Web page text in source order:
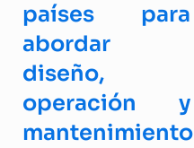
países para
abordar
diseño,
operación y
mantenimiento